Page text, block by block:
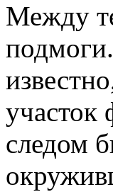
Между
участок
следом